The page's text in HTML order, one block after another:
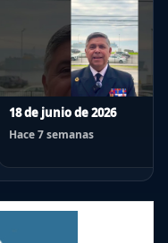
18 de junio de 2026
Hace 7 semanas